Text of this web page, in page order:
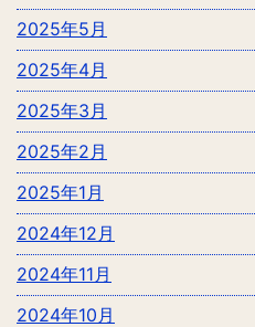
2025年5月
2025年4月
2025年3月
2025年2月
2025年1月
2024年12月
2024年11月
2024年10月